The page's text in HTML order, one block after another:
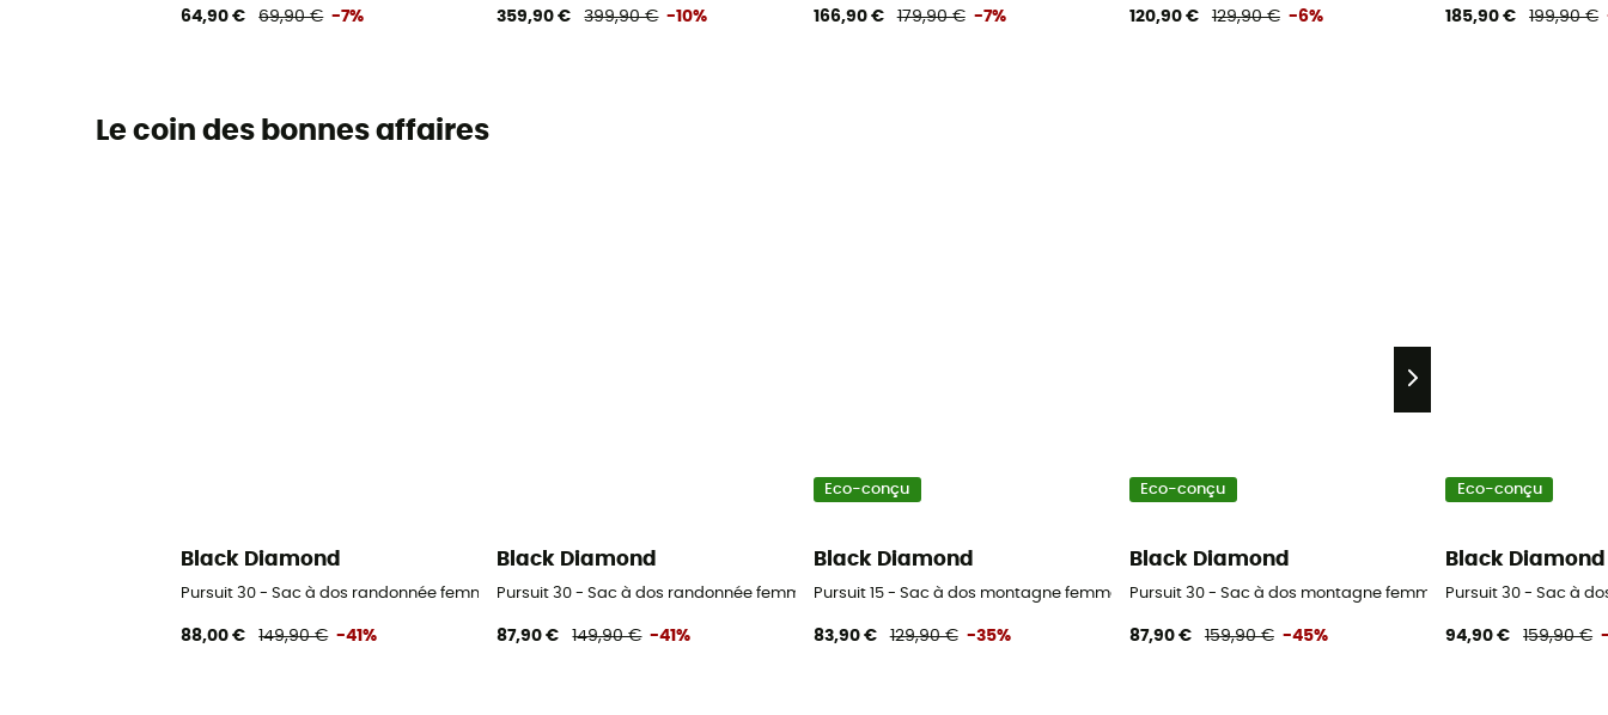
64,90 € 69,90 € -7% 359,90 € 399,90 € -10% 166,90 € 179,90 € -7% 120,90 € 129,90 € -6% 185,90 € 199,90 €
Le coin des bonnes affaires
Black Diamond
Pursuit 30 - Sac à dos randonnée femme
88,00 € 149,90 € -41%
Black Diamond
Pursuit 30 - Sac à dos randonnée femme
87,90 € 149,90 € -41%
Eco-conçu
Black Diamond
Pursuit 15 - Sac à dos montagne femme
83,90 € 129,90 € -35%
Eco-conçu
Black Diamond
Pursuit 30 - Sac à dos montagne femme
87,90 € 159,90 € -45%
Eco-conçu
Black Diamond
Pursuit 30 - Sac à
94,90 € 159,90 €